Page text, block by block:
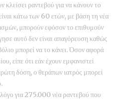
ραντεβού για να κάνουν το
κάτω των 60 ετών, με βάση τη νέα
μπορούν εφόσον το επιθυμούν
αυτό δεν είναι απαγόρευση καθώς
μπορεί να το κάνει. Όσον αφορά
είπε ότι εάν έχουν εμφανιστεί
δόση, ο θεράπων ιατρός μπορεί
για 275.000 νέα ραντεβού που